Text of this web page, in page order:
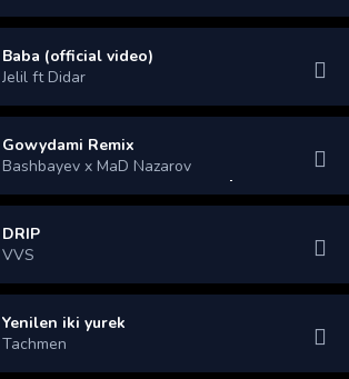
Baba (official video)
Jelil ft Didar
Gowydami Remix
Bashbayev x MaD Nazarov
DRIP
VVS
Yenilen iki yurek
Tachmen